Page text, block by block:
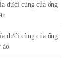
dưới cùng của ống
dưới cùng của ống
áo